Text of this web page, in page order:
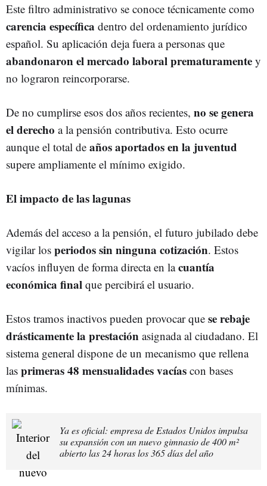
Este filtro administrativo se conoce técnicamente como
carencia específica dentro del ordenamiento jurídico
español. Su aplicación deja fuera a personas que
abandonaron el mercado laboral prematuramente y
no lograron reincorporarse.
De no cumplirse esos dos años recientes, no se genera
el derecho a la pensión contributiva. Esto ocurre
aunque el total de años aportados en la juventud
supere ampliamente el mínimo exigido.
El impacto de las lagunas
Además del acceso a la pensión, el futuro jubilado debe
vigilar los periodos sin ninguna cotización. Estos
vacíos influyen de forma directa en lacuantía
económica final que percibirá el usuario.
Estos tramos inactivos pueden provocar que se rebaje
drásticamente la prestación asignada al ciudadano. El
sistema general dispone de un mecanismo que rellena
las primeras 48 mensualidades vacías con bases
mínimas.
Ya es oficial: empresa de Estados Unidos impulsa
su expansión con un nuevo gimnasio de 400 m²
abierto las 24 horas los 365 días del año